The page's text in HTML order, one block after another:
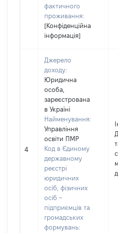
фактичного
проживання:
[Конфіденційна
інформація]
4
Джерело
доходу:
Юридична
особа,
зареєстрована
в Україні
Найменування:
Управління
освіти ПМР
Код в Єдиному
державному
реєстрі
юридичних
осіб, фізичних
осіб –
підприємців та
громадських
формувань: